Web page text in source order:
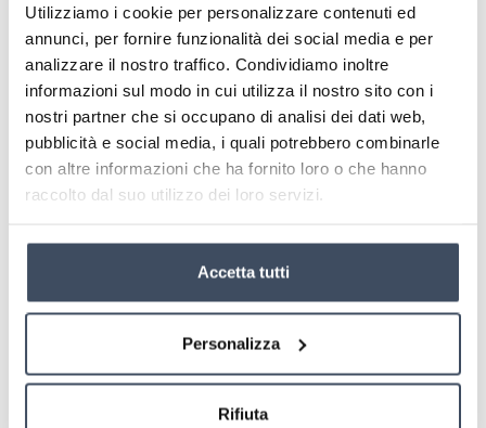
Utilizziamo i cookie per personalizzare contenuti ed
annunci, per fornire funzionalità dei social media e per
analizzare il nostro traffico. Condividiamo inoltre
informazioni sul modo in cui utilizza il nostro sito con i
nostri partner che si occupano di analisi dei dati web,
pubblicità e social media, i quali potrebbero combinarle
con altre informazioni che ha fornito loro o che hanno
raccolto dal suo utilizzo dei loro servizi.
Accetta tutti
Personalizza
Rifiuta
Richiedi questa offerta
Cheoppe
conosciuta. Ottima la posizione, bella camera
con vista mare, cibo ottimo e vario. Proprietari